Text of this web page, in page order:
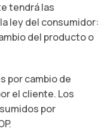
tendrá las
ley del consumidor:
del producto o
por cambio de
el cliente. Los
por